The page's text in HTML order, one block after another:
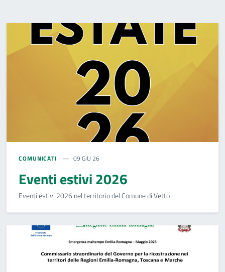
COMUNICATI 09 GIU 26
Eventi estivi 2026
Eventi estivi 2026 nel territorio del Comune di Vetto